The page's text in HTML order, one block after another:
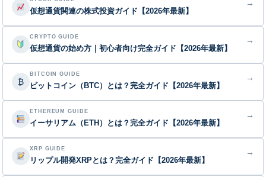
仮想通貨関連の株式投資ガイド【2026年最新】
→
CRYPTO GUIDE
仮想通貨の始め方｜初心者向け完全ガイド【2026年最新】
→
₿
BITCOIN GUIDE
ビットコイン（BTC）とは？完全ガイド【2026年最新】
→
ETHEREUM GUIDE
イーサリアム（ETH）とは？完全ガイド【2026年最新】
→
XRP GUIDE
リップル開発XRPとは？完全ガイド【2026年最新】
→